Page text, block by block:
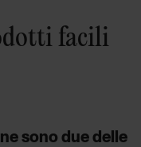
facili
sono due delle